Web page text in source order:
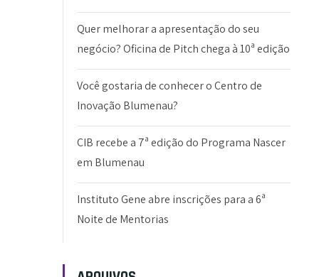
Quer melhorar a apresentação do seu
negócio? Oficina de Pitch chega à 10ª edição
Você gostaria de conhecer o Centro de
Inovação Blumenau?
CIB recebe a 7ª edição do Programa Nascer
em Blumenau
Instituto Gene abre inscrições para a 6ª
Noite de Mentorias